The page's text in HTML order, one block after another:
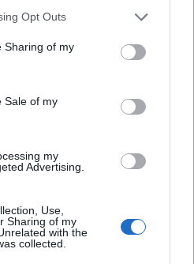
Opt Outs
Sharing of my
Sale of my
my
Advertising.
Use,
Sharing of my
with the
collected.
Θησαυρού!
Θέατρο την τελευταία